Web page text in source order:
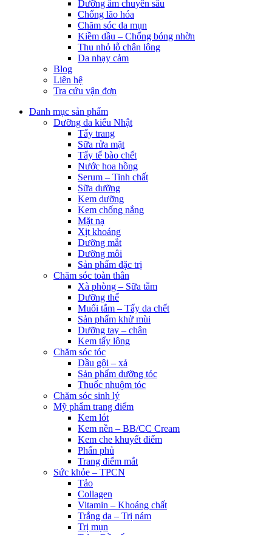
Dưỡng ẩm chuyên sâu
Chống lão hóa
Chăm sóc da mụn
Kiềm dầu – Chống bóng nhờn
Thu nhỏ lỗ chân lông
Da nhạy cảm
Blog
Liên hệ
Tra cứu vận đơn
Danh mục sản phẩm
Dưỡng da kiểu Nhật
Tẩy trang
Sữa rửa mặt
Tẩy tế bào chết
Nước hoa hồng
Serum – Tinh chất
Sữa dưỡng
Kem dưỡng
Kem chống nắng
Mặt nạ
Xịt khoáng
Dưỡng mắt
Dưỡng môi
Sản phẩm đặc trị
Chăm sóc toàn thân
Xà phòng – Sữa tắm
Dưỡng thể
Muối tắm – Tẩy da chết
Sản phẩm khử mùi
Dưỡng tay – chân
Kem tẩy lông
Chăm sóc tóc
Dầu gội – xả
Sản phẩm dưỡng tóc
Thuốc nhuộm tóc
Chăm sóc sinh lý
Mỹ phẩm trang điểm
Kem lót
Kem nền – BB/CC Cream
Kem che khuyết điểm
Phấn phủ
Trang điểm mắt
Sức khỏe – TPCN
Tảo
Collagen
Vitamin – Khoáng chất
Trắng da – Trị nám
Trị mụn